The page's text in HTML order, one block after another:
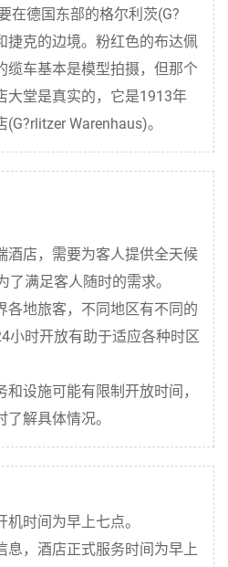
在德国东部的格尔利茨(G?
捷克的边境。粉红色的布达佩
缆车基本是模型拍摄，但那个
大堂是真实的，它是1913年
Warenhaus)。
酒店，需要为客人提供全天候
满足客人随时的需求。
各地旅客，不同地区有不同的
小时开放有助于适应各种时区
设施可能有限制开放时间，
解具体情况。
时间为早上七点。
息，酒店正式服务时间为早上